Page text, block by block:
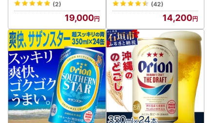
(2)
19,000
(42)
14,200